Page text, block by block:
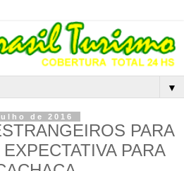
▼
de 2016
PARA
PARA